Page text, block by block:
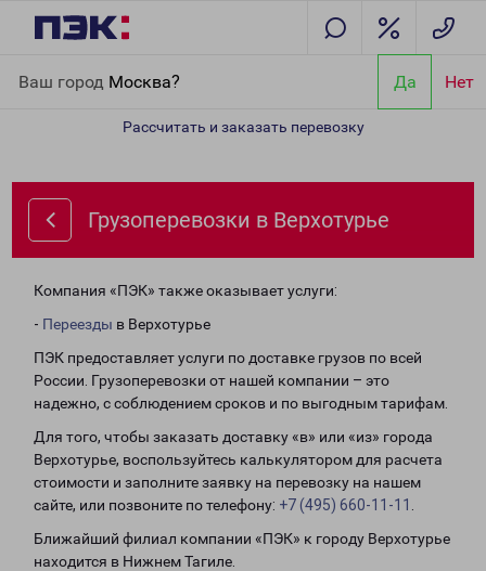
Ваш город Москва? Да Нет
Рассчитать и заказать перевозку
Грузоперевозки в Верхотурье
Компания «ПЭК» также оказывает услуги:
- Переезды в Верхотурье
ПЭК предоставляет услуги по доставке грузов по всей
России. Грузоперевозки от нашей компании – это
надежно, с соблюдением сроков и по выгодным тарифам.
Для того, чтобы заказать доставку «в» или «из» города
Верхотурье, воспользуйтесь калькулятором для расчета
стоимости и заполните заявку на перевозку на нашем
сайте, или позвоните по телефону: +7 (495) 660-11-11
Ближайший филиал компании «ПЭК» к городу Верхотурье
находится в Нижнем Тагиле.